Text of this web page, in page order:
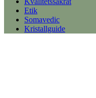
Etik
Somavedic
Kristallguide